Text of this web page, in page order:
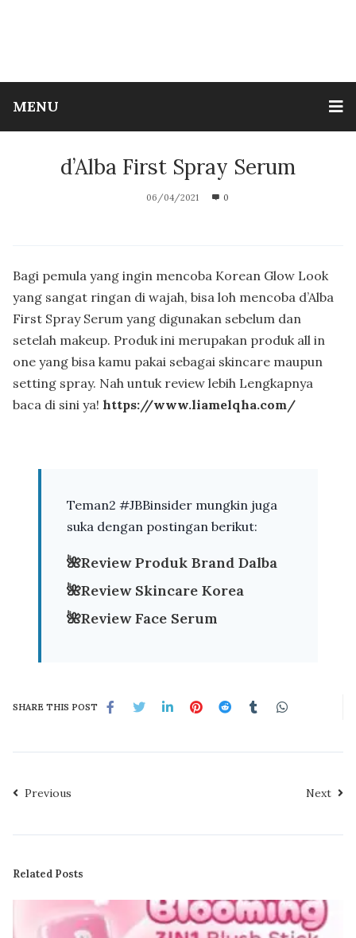
MENU
d’Alba First Spray Serum
06/04/2021 0
Bagi pemula yang ingin mencoba Korean Glow Look
yang sangat ringan di wajah, bisa loh mencoba d’Alba
First Spray Serum yang digunakan sebelum dan
setelah makeup. Produk ini merupakan produk all in
one yang bisa kamu pakai sebagai skincare maupun
setting spray. Nah untuk review lebih Lengkapnya
baca di sini ya! https://www.liamelqha.com/
Teman2 #JBBinsider mungkin juga
suka dengan postingan berikut:
🌺Review Produk Brand Dalba
🌺Review Skincare Korea
🌺Review Face Serum
SHARE THIS POST
Previous Next
Related Posts